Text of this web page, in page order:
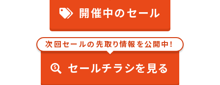
開催中のセール
次回セールの先取り情報を公開中！
セールチラシを見る